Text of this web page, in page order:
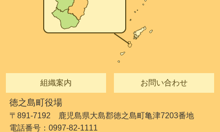
組織案内 お問い合わせ
徳之島町役場
〒891-7192 鹿児島県大島郡徳之島町亀津7203番地
電話番号：0997-82-1111